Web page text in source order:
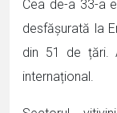
Cea de-a 33-a
desfășurată la
din 51 de țări.
internațional.